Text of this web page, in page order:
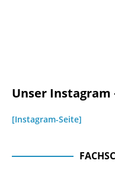
Unser Instagram
[Instagram-Seite]